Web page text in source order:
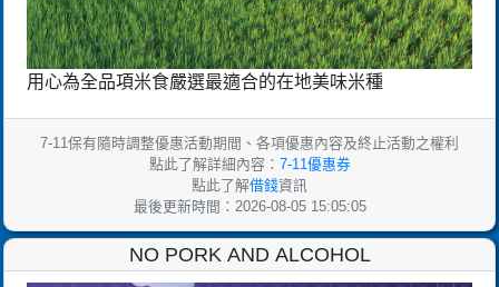
用心為全品項米食嚴選最適合的在地美味米種
7-11保有隨時調整優惠活動期間、各項優惠內容及終止活動之權利
點此了解詳細內容： 7-11優惠券
點此了解借錢資訊
最後更新時間：2026-08-05 15:05:05
NO PORK AND ALCOHOL